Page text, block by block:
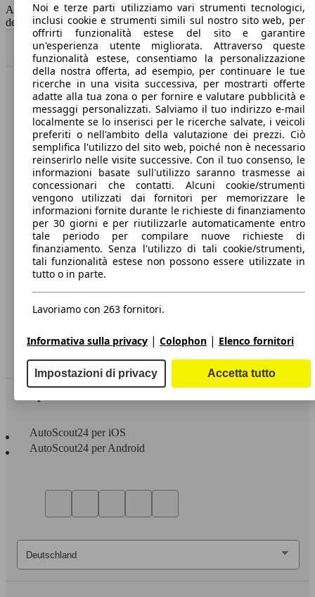
AutoScout24 non si assume alcuna responsabilità per la correttezza
dei dati.
Torna su
Benvenuti su AutoScout24, il mercato auto europeo.
Società
A proposito di AutoScout24
Stampa
Media
Condizioni generali
Informazioni
Dichiarazione di Accessibilità
Servizi
Area rivenditori
AutoScout24 per iOS
AutoScout24 per Android
Noi e terze parti utilizziamo vari strumenti tecnologici,
inclusi cookie e strumenti simili sul nostro sito web, per
offrirti funzionalità estese del sito e garantire
un'esperienza utente migliorata. Attraverso queste
funzionalità estese, consentiamo la personalizzazione
della nostra offerta, ad esempio, per continuare le tue
ricerche in una visita successiva, per mostrarti offerte
adatte alla tua zona o per fornire e valutare pubblicità e
messaggi personalizzati. Salviamo il tuo indirizzo e-mail
localmente se lo inserisci per le ricerche salvate, i veicoli
preferiti o nell'ambito della valutazione dei prezzi. Ciò
semplifica l'utilizzo del sito web, poiché non è necessario
reinserirlo nelle visite successive. Con il tuo consenso, le
informazioni basate sull'utilizzo saranno trasmesse ai
concessionari che contatti. Alcuni cookie/strumenti
vengono utilizzati dai fornitori per memorizzare le
informazioni fornite durante le richieste di finanziamento
per 30 giorni e per riutilizzarle automaticamente entro
tale periodo per compilare nuove richieste di
finanziamento. Senza l'utilizzo di tali cookie/strumenti,
tali funzionalità estese non possono essere utilizzate in
tutto o in parte.
Lavoriamo con 263 fornitori.
Informativa sulla privacy | Colophon | Elenco fornitori
Impostazioni di privacy Accetta tutto